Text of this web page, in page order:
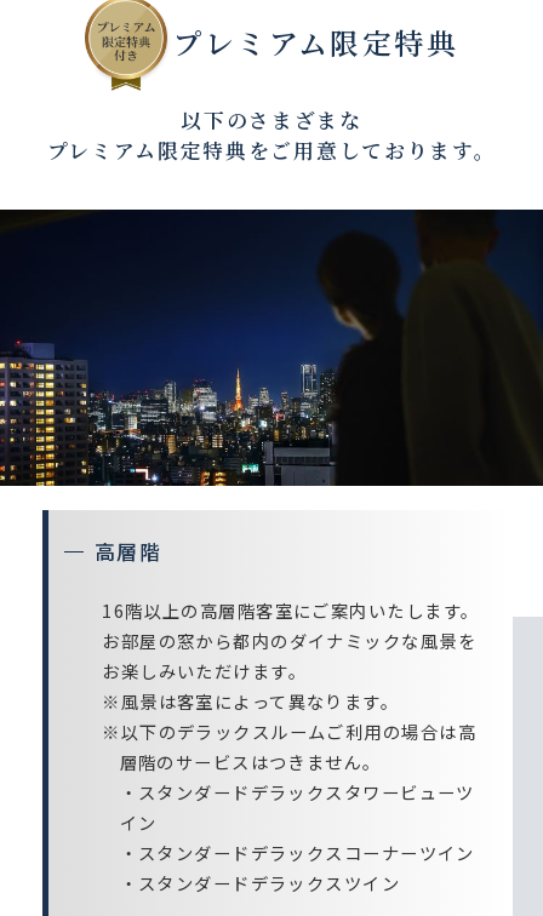
プレミアム限定特典
以下のさまざまな
プレミアム限定特典をご用意しております。
高層階
16階以上の高層階客室にご案内いたします。
お部屋の窓から都内のダイナミックな風景を
お楽しみいただけます。
※風景は客室によって異なります。
※以下のデラックスルームご利用の場合は高
層階のサービスはつきません。
・スタンダードデラックスタワービューツ
イン
・スタンダードデラックスコーナーツイン
・スタンダードデラックスツイン